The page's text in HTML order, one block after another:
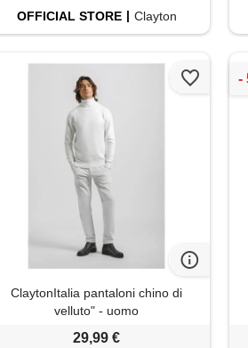
OFFICIAL STORE Clayton
ClaytonItalia pantaloni chino di
velluto" - uomo
29,99 €